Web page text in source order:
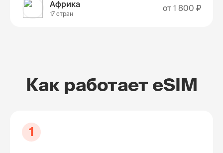
Африка
17 стран
от 1 800 ₽
Как работает eSIM
1